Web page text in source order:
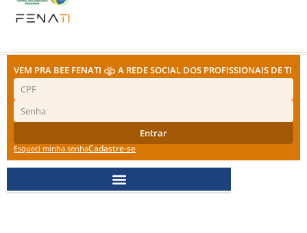
VEM PRA BEE FENATI A REDE SOCIAL DOS PROFISSIONAIS DE TI
Entrar
Esqueci minha senhaCadastre-se